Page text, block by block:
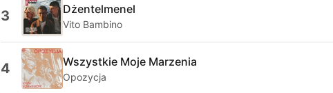
3 Dżentelmenel
Vito Bambino
4 Wszystkie Moje Marzenia
Opozycja